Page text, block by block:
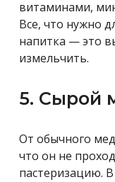
витаминами,
Все, что нужно
напитка — это
измельчить.
5. Сырой
От обычного
что он не
пастеризацию. В